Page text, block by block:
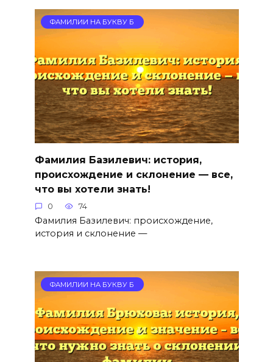
ФАМИЛИИ НА БУКВУ Б
Фамилия Базилевич: история,
происхождение и склонение — все,
что вы хотели знать!
0 74
Фамилия Базилевич: происхождение,
история и склонение —
ФАМИЛИИ НА БУКВУ Б